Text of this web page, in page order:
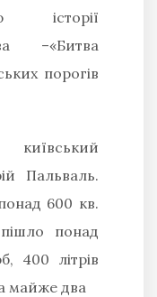
історії
–«Битва
порогів
Пальваль.
600 кв.
понад
400 літрів
майже два